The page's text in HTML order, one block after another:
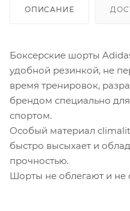
ОПИСАНИЕ
Боксерские шорты
удобной резинкой, не
время тренировок,
брендом специально
спортом.
Особый материал
быстро высыхает и
прочностью.
Шорты не облегают и не